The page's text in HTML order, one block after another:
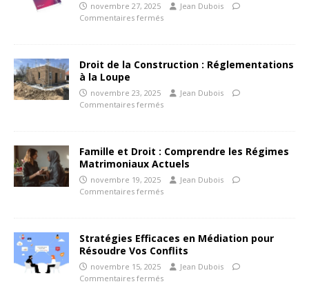
novembre 27, 2025
Jean Dubois
Commentaires fermés
Droit de la Construction : Réglementations
à la Loupe
novembre 23, 2025
Jean Dubois
Commentaires fermés
Famille et Droit : Comprendre les Régimes
Matrimoniaux Actuels
novembre 19, 2025
Jean Dubois
Commentaires fermés
Stratégies Efficaces en Médiation pour
Résoudre Vos Conflits
novembre 15, 2025
Jean Dubois
Commentaires fermés